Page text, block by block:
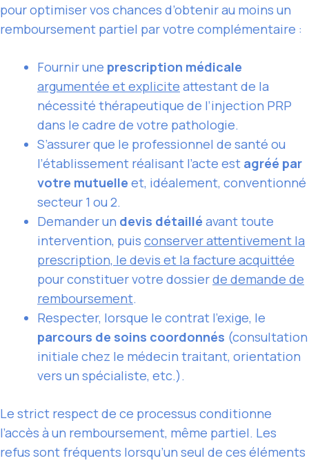
pour optimiser vos chances d’obtenir au moins un
remboursement partiel par votre complémentaire :
Fournir une prescription médicale
argumentée et explicite attestant de la
nécessité thérapeutique de l’injection PRP
dans le cadre de votre pathologie.
S’assurer que le professionnel de santé ou
l’établissement réalisant l’acte est agréé par
votre mutuelle et, idéalement, conventionné
secteur 1 ou 2.
Demander un devis détaillé avant toute
intervention, puis conserver attentivement la
prescription, le devis et la facture acquittée
pour constituer votre dossierde demande de
remboursement.
Respecter, lorsque le contrat l’exige, le
parcours de soins coordonnés (consultation
initiale chez le médecin traitant, orientation
vers un spécialiste, etc.).
Le strict respect de ce processus conditionne
l’accès à un remboursement, même partiel. Les
refus sont fréquents lorsqu’un seul de ces éléments